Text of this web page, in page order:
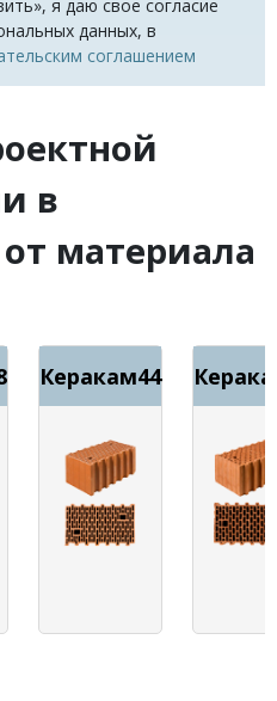
я даю свое согласие
данных, в
соглашением
в
материала
Керакам44